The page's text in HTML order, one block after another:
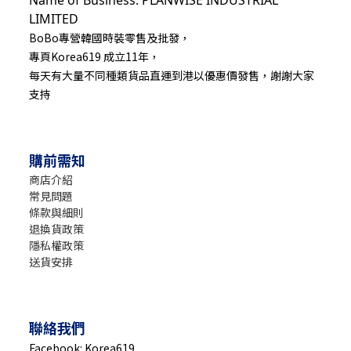
LIMITED
BoBo專營韓國時裝零售及批發，
專頁Korea619 成立11年，
每天有大量不同種類貨品直運到港以優惠價發售，謝謝大家
支持
購前需知
商店介紹
常見問題
條款與細則
退換貨政策
隱私權政策
送貨安排
聯絡我們
Facebook: Korea619